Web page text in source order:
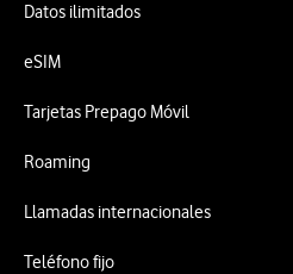
Datos ilimitados
eSIM
Tarjetas Prepago Móvil
Roaming
Llamadas internacionales
Teléfono fijo